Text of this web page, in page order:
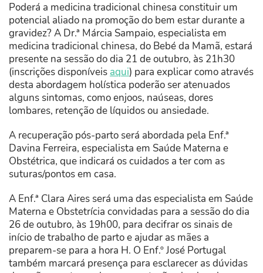
Poderá a medicina tradicional chinesa constituir um
potencial aliado na promoção do bem estar durante a
gravidez? A Dr.ª Márcia Sampaio, especialista em
medicina tradicional chinesa, do Bebé da Mamã, estará
presente na sessão do dia 21 de outubro, às 21h30
(inscrições disponíveis aqui) para explicar como através
desta abordagem holística poderão ser atenuados
alguns sintomas, como enjoos, naúseas, dores
lombares, retenção de líquidos ou ansiedade.
A recuperação pós-parto será abordada pela Enf.ª
Davina Ferreira, especialista em Saúde Materna e
Obstétrica, que indicará os cuidados a ter com as
suturas/pontos em casa.
A Enf.ª Clara Aires será uma das especialista em Saúde
Materna e Obstetrícia convidadas para a sessão do dia
26 de outubro, às 19h00, para decifrar os sinais de
início de trabalho de parto e ajudar as mães a
preparem-se para a hora H. O Enf.º José Portugal
também marcará presença para esclarecer as dúvidas